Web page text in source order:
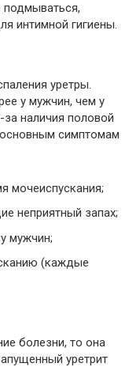
интимной гигиены.
уретры.
у мужчин, чем у
наличия половой
симптомам
мочеиспускания;
неприятный запах;
мужчин;
(каждые
болезни, то она
уретрит